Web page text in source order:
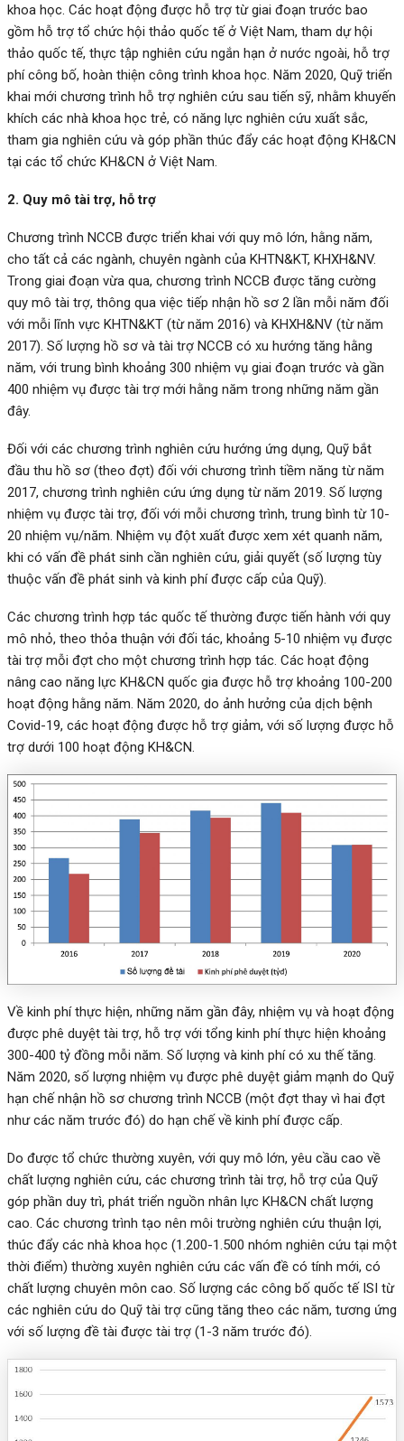
khoa học. Các hoạt động được hỗ trợ từ giai đoạn trước bao
gồm hỗ trợ tổ chức hội thảo quốc tế ở Việt Nam, tham dự hội
thảo quốc tế, thực tập nghiên cứu ngắn hạn ở nước ngoài, hỗ trợ
phí công bố, hoàn thiện công trình khoa học. Năm 2020, Quỹ triển
khai mới chương trình hỗ trợ nghiên cứu sau tiến sỹ, nhằm khuyến
khích các nhà khoa học trẻ, có năng lực nghiên cứu xuất sắc,
tham gia nghiên cứu và góp phần thúc đẩy các hoạt động KH&CN
tại các tổ chức KH&CN ở Việt Nam.
2. Quy mô tài trợ, hỗ trợ
Chương trình NCCB được triển khai với quy mô lớn, hằng năm,
cho tất cả các ngành, chuyên ngành của KHTN&KT, KHXH&NV.
Trong giai đoạn vừa qua, chương trình NCCB được tăng cường
quy mô tài trợ, thông qua việc tiếp nhận hồ sơ 2 lần mỗi năm đối
với mỗi lĩnh vực KHTN&KT (từ năm 2016) và KHXH&NV (từ năm
2017). Số lượng hồ sơ và tài trợ NCCB có xu hướng tăng hằng
năm, với trung bình khoảng 300 nhiệm vụ giai đoạn trước và gần
400 nhiệm vụ được tài trợ mới hằng năm trong những năm gần
đây.
Đối với các chương trình nghiên cứu hướng ứng dụng, Quỹ bắt
đầu thu hồ sơ (theo đợt) đối với chương trình tiềm năng từ năm
2017, chương trình nghiên cứu ứng dụng từ năm 2019. Số lượng
nhiệm vụ được tài trợ, đối với mỗi chương trình, trung bình từ 10-
20 nhiệm vụ/năm. Nhiệm vụ đột xuất được xem xét quanh năm,
khi có vấn đề phát sinh cần nghiên cứu, giải quyết (số lượng tùy
thuộc vấn đề phát sinh và kinh phí được cấp của Quỹ).
Các chương trình hợp tác quốc tế thường được tiến hành với quy
mô nhỏ, theo thỏa thuận với đối tác, khoảng 5-10 nhiệm vụ được
tài trợ mỗi đợt cho một chương trình hợp tác. Các hoạt động
nâng cao năng lực KH&CN quốc gia được hỗ trợ khoảng 100-200
hoạt động hằng năm. Năm 2020, do ảnh hưởng của dịch bệnh
Covid-19, các hoạt động được hỗ trợ giảm, với số lượng được hỗ
trợ dưới 100 hoạt động KH&CN.
Về kinh phí thực hiện, những năm gần đây, nhiệm vụ và hoạt động
được phê duyệt tài trợ, hỗ trợ với tổng kinh phí thực hiện khoảng
300-400 tỷ đồng mỗi năm. Số lượng và kinh phí có xu thế tăng.
Năm 2020, số lượng nhiệm vụ được phê duyệt giảm mạnh do Quỹ
hạn chế nhận hồ sơ chương trình NCCB (một đợt thay vì hai đợt
như các năm trước đó) do hạn chế về kinh phí được cấp.
Do được tổ chức thường xuyên, với quy mô lớn, yêu cầu cao về
chất lượng nghiên cứu, các chương trình tài trợ, hỗ trợ của Quỹ
góp phần duy trì, phát triển nguồn nhân lực KH&CN chất lượng
cao. Các chương trình tạo nên môi trường nghiên cứu thuận lợi,
thúc đẩy các nhà khoa học (1.200-1.500 nhóm nghiên cứu tại một
thời điểm) thường xuyên nghiên cứu các vấn đề có tính mới, có
chất lượng chuyên môn cao. Số lượng các công bố quốc tế ISI từ
các nghiên cứu do Quỹ tài trợ cũng tăng theo các năm, tương ứng
với số lượng đề tài được tài trợ (1-3 năm trước đó).